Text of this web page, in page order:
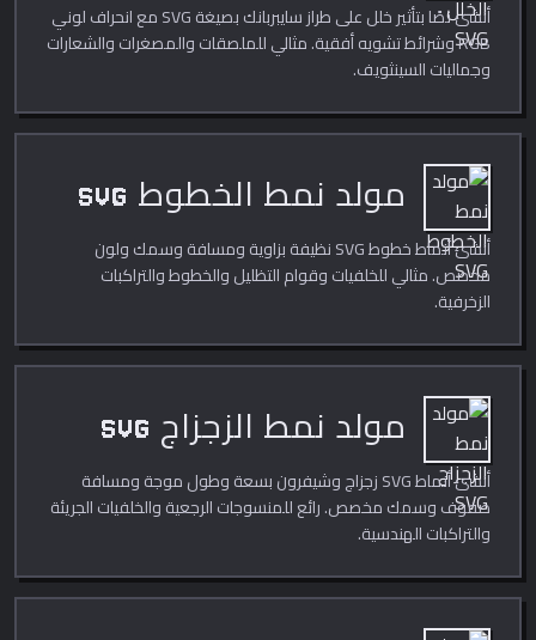
أنشئ نصًا بتأثير خلل على طراز سايبربانك بصيغة SVG مع انحراف لوني
RGB وشرائط تشويه أفقية. مثالي للملصقات والمصغرات والشعارات
وجماليات السينثويف.
مولد نمط الخطوط SVG
أنشئ أنماط خطوط SVG نظيفة بزاوية ومسافة وسمك ولون
مخصص. مثالي للخلفيات وقوام التظليل والخطوط والتراكبات
الزخرفية.
مولد نمط الزجزاج SVG
أنشئ أنماط SVG زجزاج وشيفرون بسعة وطول موجة ومسافة
صفوف وسمك مخصص. رائع للمنسوجات الرجعية والخلفيات الجريئة
والتراكبات الهندسية.